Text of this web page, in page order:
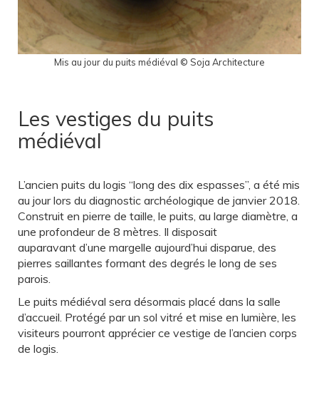
Mis au jour du puits médiéval © Soja Architecture
Les vestiges du puits
médiéval
L’ancien puits du logis “long des dix espasses”, a été mis
au jour lors du diagnostic archéologique de janvier 2018.
Construit en pierre de taille, le puits, au large diamètre, a
une profondeur de 8 mètres. Il disposait
auparavant d’une margelle aujourd’hui disparue, des
pierres saillantes formant des degrés le long de ses
parois.
Le puits médiéval sera désormais placé dans la salle
d’accueil. Protégé par un sol vitré et mise en lumière, les
visiteurs pourront apprécier ce vestige de l’ancien corps
de logis.